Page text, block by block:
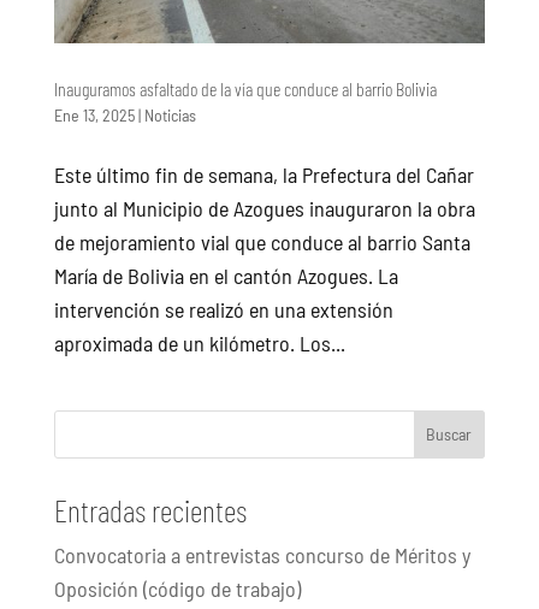
Inauguramos asfaltado de la vía que conduce al barrio Bolivia
Ene 13, 2025| Noticias
Este último fin de semana, la Prefectura del Cañar
junto al Municipio de Azogues inauguraron la obra
de mejoramiento vial que conduce al barrio Santa
María de Bolivia en el cantón Azogues. La
intervención se realizó en una extensión
aproximada de un kilómetro. Los...
Buscar
Entradas recientes
Convocatoria a entrevistas concurso de Méritos y
Oposición (código de trabajo)